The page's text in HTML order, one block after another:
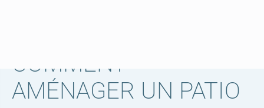
COMMENT
AMÉNAGER UN PATIO